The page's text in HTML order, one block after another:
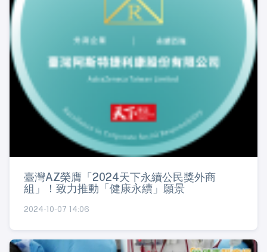
臺灣AZ榮膺「2024天下永續公民獎外商
組」！致力推動「健康永續」願景
2024-10-07 14:06